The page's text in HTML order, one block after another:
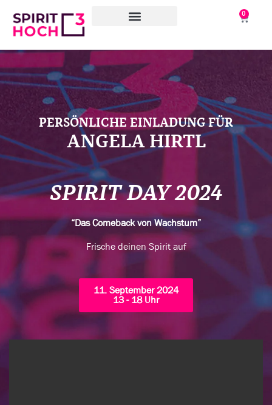
0
PERSÖNLICHE EINLADUNG FÜR
ANGELA HIRTL
SPIRIT DAY 2024
“Das Comeback von Wachstum”
Frische deinen Spirit auf
11. September 2024
13 - 18 Uhr